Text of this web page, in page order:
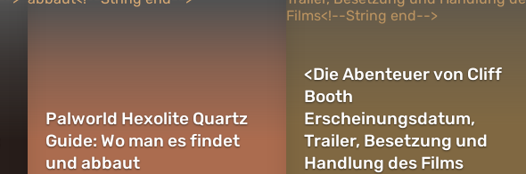
Palworld Hexolite Quartz
Guide: Wo man es findet
und abbaut
<Die Abenteuer von Cliff
Booth
Erscheinungsdatum,
Trailer, Besetzung und
Handlung des Films